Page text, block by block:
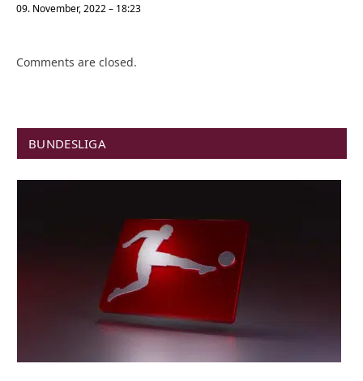
09. November, 2022 – 18:23
Comments are closed.
BUNDESLIGA